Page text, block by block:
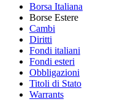
Borsa Italiana
Borse Estere
Cambi
Diritti
Fondi italiani
Fondi esteri
Obbligazioni
Titoli di Stato
Warrants